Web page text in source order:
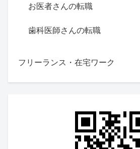
お医者さんの転職
歯科医師さんの転職
フリーランス・在宅ワーク